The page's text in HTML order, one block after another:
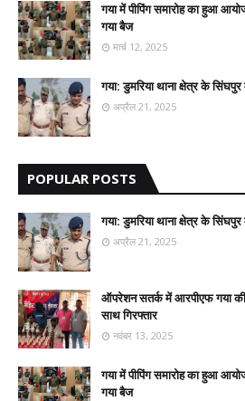
गया में पीपिंग समारोह का हुआ
गया बैज
मार्च 12, 2025
गया: डुमरिया थाना क्षेत्र के
अप्रैल 21, 2025
POPULAR POSTS
गया: डुमरिया थाना क्षेत्र के
अप्रैल 21, 2025
ऑपरेशन सतर्क में आरपीएफ गया
साथ गिरफ्तार
नवंबर 13, 2025
गया में पीपिंग समारोह का हुआ
गया बैज